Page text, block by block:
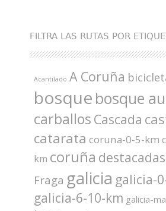
FILTRA LAS RUTAS POR
Acantilado A Coruña
bosque bosque
carballos Cascada
catarata coruna-0-5-km
km coruña destacadas
Fraga galicia galicia-
galicia-6-10-km galicia-